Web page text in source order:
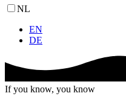
NL
EN
DE
If you know, you know